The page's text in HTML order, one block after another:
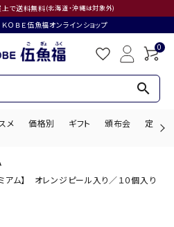
で送料無料(北海道・沖縄は対象外)
ＢＥ伍魚福オンラインショップ
0
search
メ 価格別 ギフト 頒布会 定期購
search
アム】 オレンジピール入り／１０個入り